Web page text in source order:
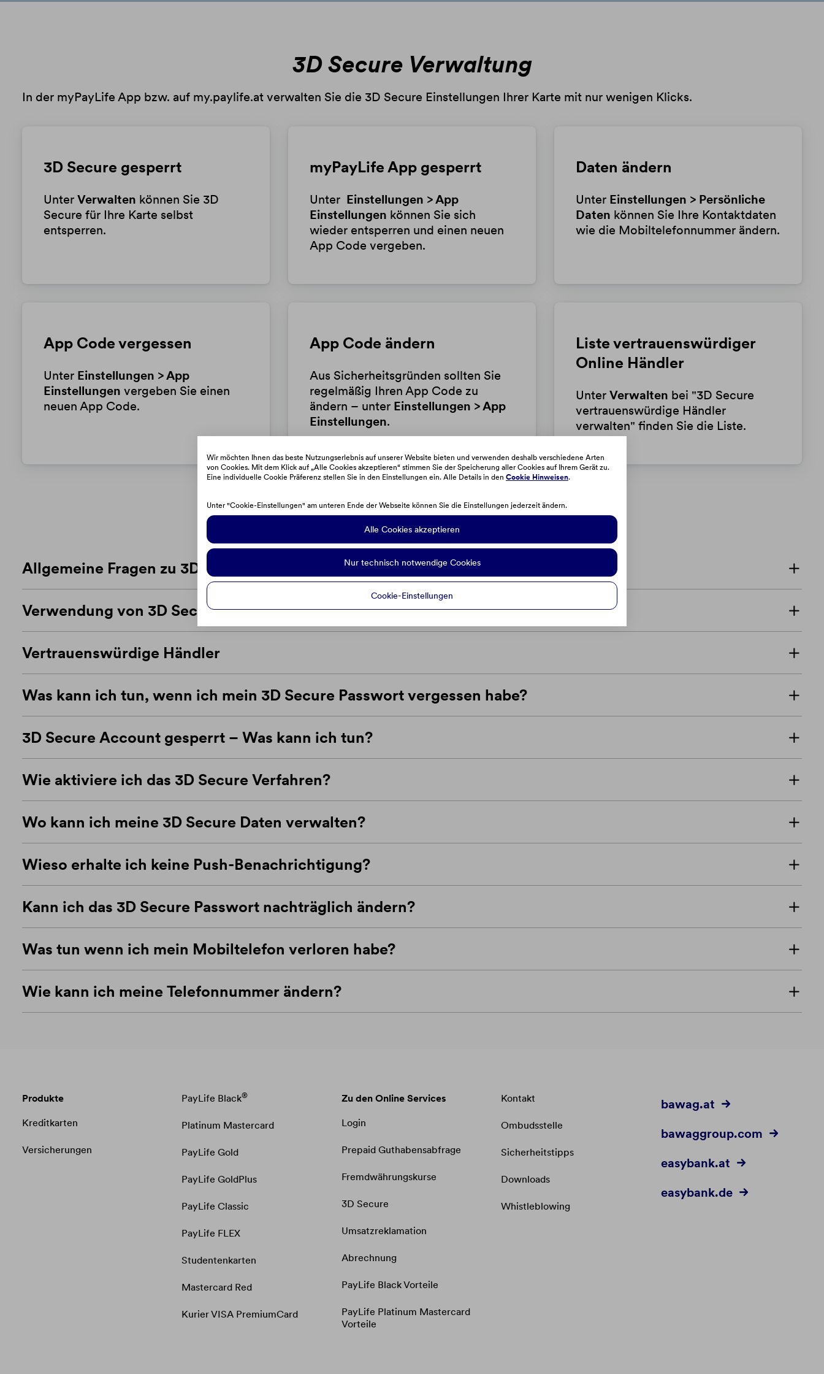
3D Secure Verwaltung
In der myPayLife App bzw. auf my.paylife.at verwalten Sie die 3D Secure Einstellungen Ihrer Karte mit nur wenigen Klicks.
3D Secure gesperrt
Unter Verwalten können Sie 3D
Secure für Ihre Karte selbst
entsperren.
myPayLife App gesperrt
Unter Einstellungen > App
Einstellungen können Sie sich
wieder entsperren und einen neuen
App Code vergeben.
Daten ändern
Unter Einstellungen > Persönliche
Daten können Sie Ihre Kontaktdaten
wie die Mobiltelefonnummer ändern.
App Code vergessen
Unter Einstellungen > App
Einstellungen vergeben Sie einen
neuen App Code.
App Code ändern
Aus Sicherheitsgründen sollten Sie
regelmäßig Ihren App Code zu
ändern – unter Einstellungen > App
Einstellungen.
Liste vertrauenswürdiger
Online Händler
Unter Verwalten bei "3D Secure
vertrauenswürdige Händler
verwalten" finden Sie die Liste.
Allgemeine Fragen zu 3D Secure
Verwendung von 3D Secure
Vertrauenswürdige Händler
Was kann ich tun, wenn ich mein 3D Secure Passwort vergessen habe?
3D Secure Account gesperrt – Was kann ich tun?
Wie aktiviere ich das 3D Secure Verfahren?
Wo kann ich meine 3D Secure Daten verwalten?
Wieso erhalte ich keine Push-Benachrichtigung?
Kann ich das 3D Secure Passwort nachträglich ändern?
Was tun wenn ich mein Mobiltelefon verloren habe?
Wie kann ich meine Telefonnummer ändern?
Produkte
Kreditkarten
Versicherungen
PayLife Black®
Platinum Mastercard
PayLife Gold
PayLife GoldPlus
PayLife Classic
PayLife FLEX
Studentenkarten
Mastercard Red
Kurier VISA PremiumCard
Zu den Online Services
Login
Prepaid Guthabensabfrage​​​​​​​
Fremdwährungskurse​​​​​​​
3D Secure
Umsatzreklamation
Abrechnung
PayLife Black Vorteile
PayLife Platinum Mastercard
Vorteile
Kontakt
Ombudsstelle
Sicherheitstipps
Downloads
Whistleblowing
bawag.at
bawaggroup.com
easybank.at
easybank.de
Wir möchten Ihnen das beste Nutzungserlebnis auf unserer Website bieten und verwenden deshalb verschiedene Arten
von Cookies. Mit dem Klick auf „Alle Cookies akzeptieren“ stimmen Sie der Speicherung aller Cookies auf Ihrem Gerät zu.
Eine individuelle Cookie Präferenz stellen Sie in den Einstellungen ein. Alle Details in den Cookie Hinweisen.
Unter "Cookie-Einstellungen" am unteren Ende der Webseite können Sie die Einstellungen jederzeit ändern.
Alle Cookies akzeptieren
Nur technisch notwendige Cookies
Cookie-Einstellungen